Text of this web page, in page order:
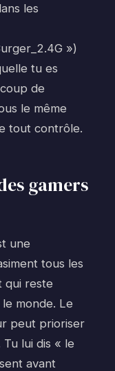
les
»)
tu es
de
le même
tout contrôle.
gamers
une
tous les
qui reste
monde. Le
peut prioriser
lui dis « le
avant